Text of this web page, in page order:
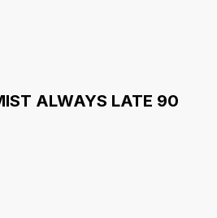
ALWAYS LATE 90